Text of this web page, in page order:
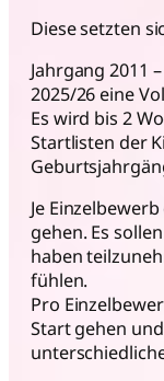
Diese setzten
Jahrgang 2011
2025/26 eine
Es wird bis 2
Startlisten der
Je
gehen. Es
haben
fühlen.
Pro
Start gehen